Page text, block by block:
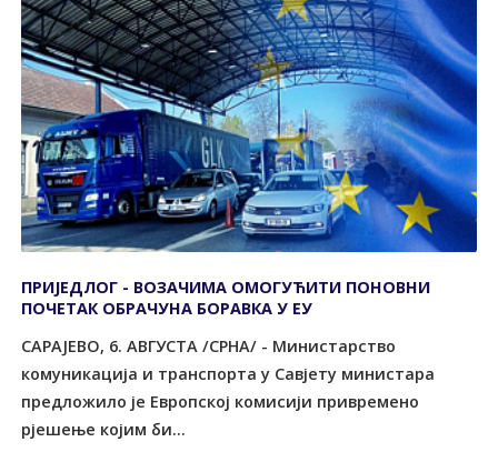
ПРИЈЕДЛОГ - ВОЗАЧИМА ОМОГУЋИТИ ПОНОВНИ
ПОЧЕТАК ОБРАЧУНА БОРАВКА У ЕУ
САРАЈЕВО, 6. АВГУСTА /СРНА/ - Министарство
комуникација и транспорта у Савјету министара
предложило је Европској комисији привремено
рјешење којим би...